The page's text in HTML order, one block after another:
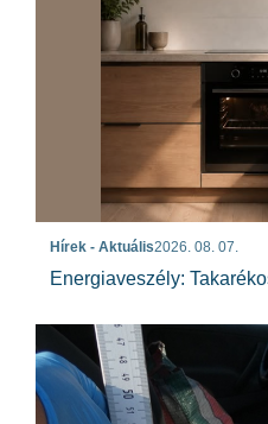
Hírek - Aktuális2026. 08. 07.
Energiaveszély: